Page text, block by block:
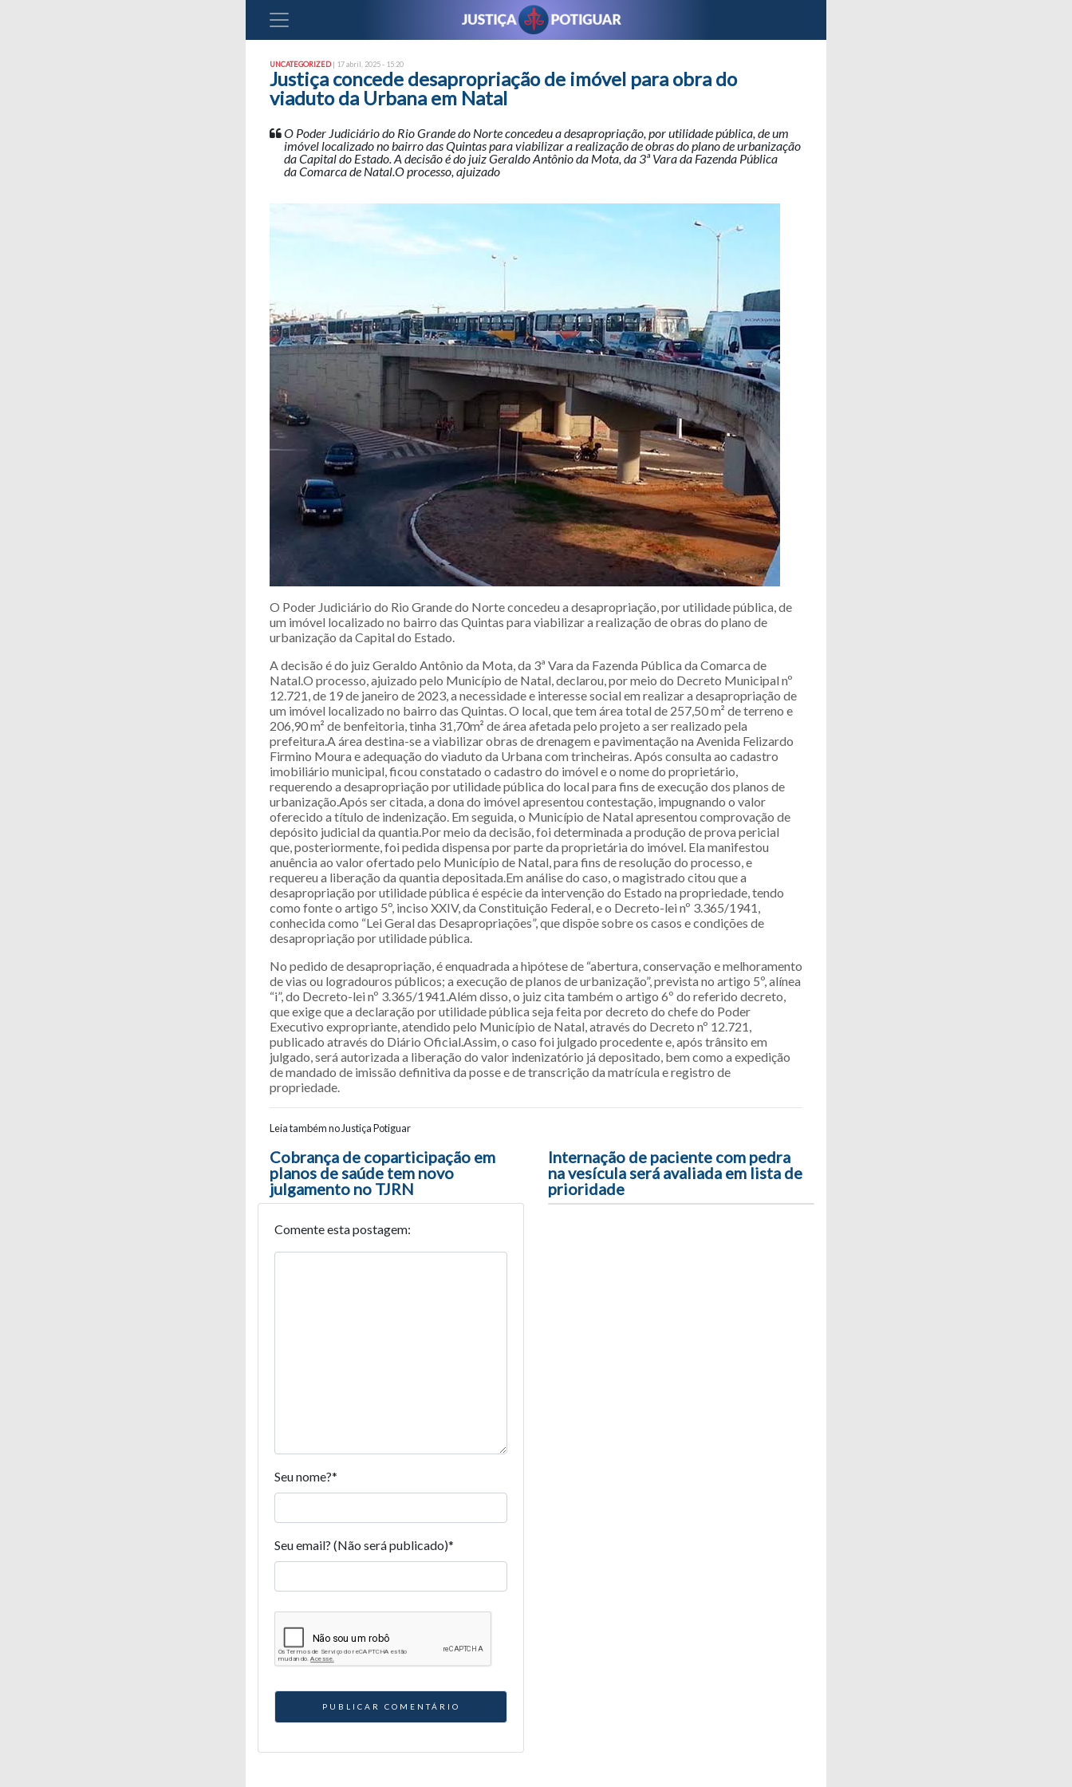
UNCATEGORIZED| 17 abril, 2025 - 15:20
Justiça concede desapropriação de imóvel para obra do
viaduto da Urbana em Natal
O Poder Judiciário do Rio Grande do Norte concedeu a desapropriação, por utilidade pública, de um
imóvel localizado no bairro das Quintas para viabilizar a realização de obras do plano de urbanização
da Capital do Estado. A decisão é do juiz Geraldo Antônio da Mota, da 3ª Vara da Fazenda Pública
da Comarca de Natal.O processo, ajuizado
O Poder Judiciário do Rio Grande do Norte concedeu a desapropriação, por utilidade pública, de
um imóvel localizado no bairro das Quintas para viabilizar a realização de obras do plano de
urbanização da Capital do Estado.
A decisão é do juiz Geraldo Antônio da Mota, da 3ª Vara da Fazenda Pública da Comarca de
Natal.O processo, ajuizado pelo Município de Natal, declarou, por meio do Decreto Municipal nº
12.721, de 19 de janeiro de 2023, a necessidade e interesse social em realizar a desapropriação de
um imóvel localizado no bairro das Quintas. O local, que tem área total de 257,50 m² de terreno e
206,90 m² de benfeitoria, tinha 31,70m² de área afetada pelo projeto a ser realizado pela
prefeitura.A área destina-se a viabilizar obras de drenagem e pavimentação na Avenida Felizardo
Firmino Moura e adequação do viaduto da Urbana com trincheiras. Após consulta ao cadastro
imobiliário municipal, ficou constatado o cadastro do imóvel e o nome do proprietário,
requerendo a desapropriação por utilidade pública do local para fins de execução dos planos de
urbanização.Após ser citada, a dona do imóvel apresentou contestação, impugnando o valor
oferecido a título de indenização. Em seguida, o Município de Natal apresentou comprovação de
depósito judicial da quantia.Por meio da decisão, foi determinada a produção de prova pericial
que, posteriormente, foi pedida dispensa por parte da proprietária do imóvel. Ela manifestou
anuência ao valor ofertado pelo Município de Natal, para fins de resolução do processo, e
requereu a liberação da quantia depositada.Em análise do caso, o magistrado citou que a
desapropriação por utilidade pública é espécie da intervenção do Estado na propriedade, tendo
como fonte o artigo 5º, inciso XXIV, da Constituição Federal, e o Decreto-lei nº 3.365/1941,
conhecida como “Lei Geral das Desapropriações”, que dispõe sobre os casos e condições de
desapropriação por utilidade pública.
No pedido de desapropriação, é enquadrada a hipótese de “abertura, conservação e melhoramento
de vias ou logradouros públicos; a execução de planos de urbanização”, prevista no artigo 5º, alínea
“i”, do Decreto-lei nº 3.365/1941.Além disso, o juiz cita também o artigo 6º do referido decreto,
que exige que a declaração por utilidade pública seja feita por decreto do chefe do Poder
Executivo expropriante, atendido pelo Município de Natal, através do Decreto nº 12.721,
publicado através do Diário Oficial.Assim, o caso foi julgado procedente e, após trânsito em
julgado, será autorizada a liberação do valor indenizatório já depositado, bem como a expedição
de mandado de imissão definitiva da posse e de transcrição da matrícula e registro de
propriedade.
Leia também no Justiça Potiguar
Navegação entre posts
Cobrança de coparticipação em
planos de saúde tem novo
julgamento no TJRN
Internação de paciente com pedra
na vesícula será avaliada em lista de
prioridade
Comente esta postagem:
Seu nome?*
Seu email? (Não será publicado)*